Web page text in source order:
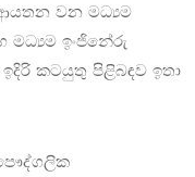
වන මධ්‍යම
මධ්‍යම ඉංජිනේරු
කටයුතු පිළිබඳව ඉතා